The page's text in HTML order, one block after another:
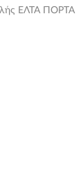
ΕΛΤΑ ΠΟΡΤΑ